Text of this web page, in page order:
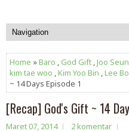
Home »Baro ,God Gift ,Joo
kim tae woo ,Kim Yoo Bin ,Lee
~ 14 Days Episode 1
[Recap] God's Gift ~ 14
Maret 07, 2014 2 komentar